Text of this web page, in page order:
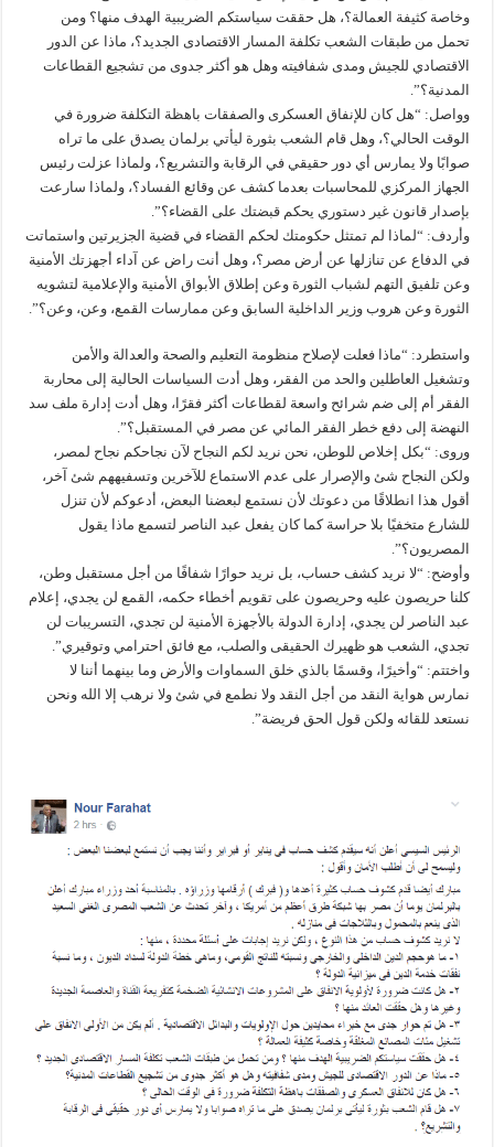
وخاصة كثيفة العمالة؟، هل حققت سياستكم الضريبية الهدف منها؟ ومن
تحمل من طبقات الشعب تكلفة المسار الاقتصادى الجديد؟، ماذا عن الدور
الاقتصادي للجيش ومدى شفافيته وهل هو أكثر جدوى من تشجيع القطاعات
المدنية؟”.
وواصل: “هل كان للإنفاق العسكرى والصفقات باهظة التكلفة ضرورة في
الوقت الحالي؟، وهل قام الشعب بثورة ليأتي برلمان يصدق على ما تراه
صوابًا ولا يمارس أي دور حقيقي في الرقابة والتشريع؟، ولماذا عزلت رئيس
الجهاز المركزي للمحاسبات بعدما كشف عن وقائع الفساد؟، ولماذا سارعت
بإصدار قانون غير دستوري يحكم قبضتك على القضاء؟”.
وأردف: “لماذا لم تمتثل حكومتك لحكم القضاء في قضية الجزيرتين واستماتت
في الدفاع عن تنازلها عن أرض مصر؟، وهل أنت راض عن آداء أجهزتك الأمنية
وعن تلفيق التهم لشباب الثورة وعن إطلاق الأبواق الأمنية والإعلامية لتشويه
الثورة وعن هروب وزير الداخلية السابق وعن ممارسات القمع، وعن، وعن؟”.
واستطرد: “ماذا فعلت لإصلاح منظومة التعليم والصحة والعدالة والأمن
وتشغيل العاطلين والحد من الفقر، وهل أدت السياسات الحالية إلى محاربة
الفقر أم إلى ضم شرائح واسعة لقطاعات أكثر فقرًا، وهل أدت إدارة ملف سد
النهضة إلى دفع خطر الفقر المائي عن مصر في المستقبل؟”.
وروى: “بكل إخلاص للوطن، نحن نريد لكم النجاح لآن نجاحكم نجاح لمصر،
ولكن النجاح شئ والإصرار على عدم الاستماع للآخرين وتسفيههم شئ آخر،
أقول هذا انطلاقًا من دعوتك لأن نستمع لبعضنا البعض، أدعوكم لأن تنزل
للشارع متخفيًا بلا حراسة كما كان يفعل عبد الناصر لتسمع ماذا يقول
المصريون؟”.
وأوضح: “لا نريد كشف حساب، بل نريد حوارًا شفافًا من أجل مستقبل وطن،
كلنا حريصون عليه وحريصون على تقويم أخطاء حكمه، القمع لن يجدي، إعلام
عبد الناصر لن يجدي، إدارة الدولة بالأجهزة الأمنية لن تجدي، التسريبات لن
تجدي، الشعب هو ظهيرك الحقيقى والصلب، مع فائق احترامي وتوقيري”.
واختتم: “وأخيرًا، وقسمًا بالذي خلق السماوات والأرض وما بينهما أننا لا
نمارس هواية النقد من أجل النقد ولا نطمع في شئ ولا نرهب إلا الله ونحن
نستعد للقائه ولكن قول الحق فريضة”.